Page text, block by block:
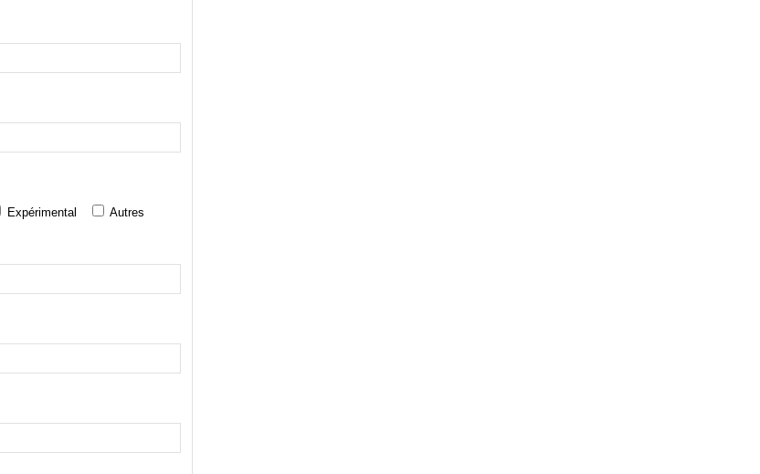
Expérimental Autres